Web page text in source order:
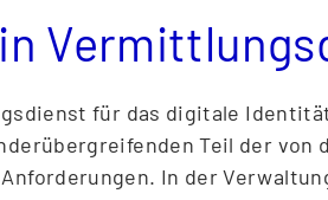
für das digitale
Teil der von
In der